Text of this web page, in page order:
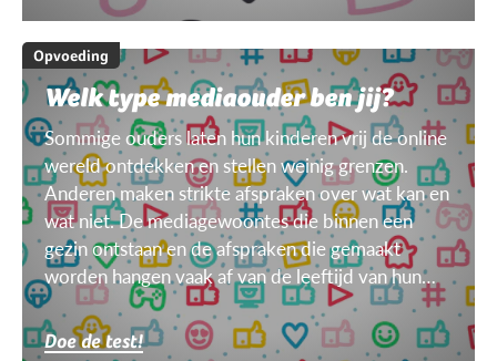
Opvoeding
Welk type mediaouder ben jij?
Sommige ouders laten hun kinderen vrij de online
wereld ontdekken en stellen weinig grenzen.
Anderen maken strikte afspraken over wat kan en
wat niet. De mediagewoontes die binnen een
gezin ontstaan en de afspraken die gemaakt
worden hangen vaak af van de leeftijd van hun
kinderen, van het doel, het toestel, het weer ...
Doe de test!